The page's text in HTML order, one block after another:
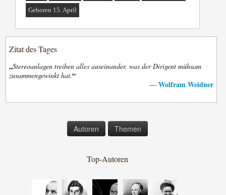
Geboren 15. April
Zitat des Tages
„Stereoanlagen treiben alles auseinander, was der Dirigent mühsam
zusammengewinkt hat.“
— Wolfram Weidner
Autoren Themen
Top-Autoren